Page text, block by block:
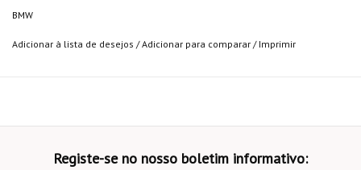
BMW
Adicionar à lista de desejos /Adicionar para comparar / Imprimir
Registe-se no nosso boletim informativo: